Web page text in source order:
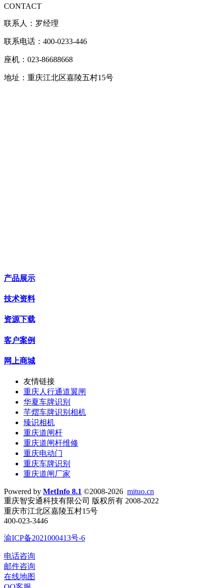
CONTACT
联系人：罗经理
联系电话：400-0233-446
座机：023-86688668
地址：重庆江北区嘉陵五村15号
产品展示
技术资料
资源下载
客户案例
网上商城
友情链接
重庆人行通道翼闸
华夏车牌识别
芊熠车牌识别相机
臻识相机
重庆道闸杆
重庆道闸杆维修
重庆电动门
重庆车牌识别
重庆道闸厂家
Powered by MetInfo 8.1 ©2008-2026 mituo.cn
重庆智安通科技有限公司 版权所有 2008-2022
重庆市江北区嘉陵五村15号
400-023-3446
渝ICP备2021000413号-6
电话咨询
邮件咨询
在线地图